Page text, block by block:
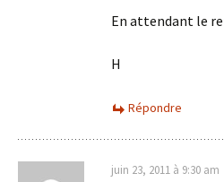
En attendant le
H
Répondre
juin 23, 2011 à 9:30 am